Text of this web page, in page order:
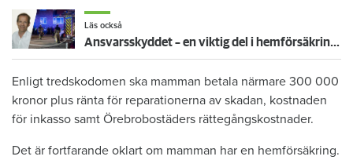
Läs också
Ansvarsskyddet – en viktig del i hemförsäkringen
Enligt tredskodomen ska mamman betala närmare 300 000
kronor plus ränta för reparationerna av skadan, kostnaden
för inkasso samt Örebrobostäders rättegångskostnader.
Det är fortfarande oklart om mamman har en hemförsäkring.